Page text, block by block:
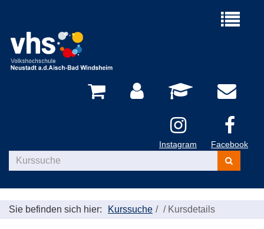
Menü
Instagram Facebook
Kurse
suchen
Sie befinden sich hier: Kurssuche / Kursdetails